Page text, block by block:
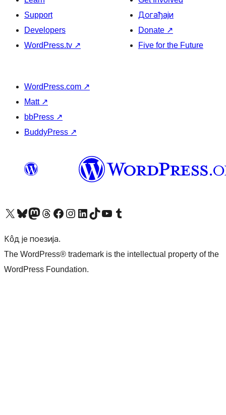
Support
Developers
WordPress.tv ↗
Догађаји
Donate ↗
Five for the Future
WordPress.com ↗
Matt ↗
bbPress ↗
BuddyPress ↗
Visit our X (formerly Twitter) account
Посетите наш Bluesky налог
Visit our Mastodon account
Посетите наш налог на Threads-у Visit our Facebook pageПосетите наш Инстаграм налог
Visit our LinkedIn account
Посетите наш TikTok налог
Visit our YouTube channel
Посетите наш Tumblr налог
Кôд је поезија.
The WordPress® trademark is the intellectual property of the
WordPress Foundation.